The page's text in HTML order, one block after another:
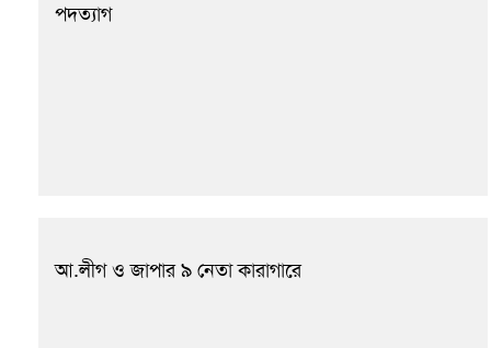
পদত্যাগ
আ.লীগ ও জাপার ৯ নেতা কারাগারে